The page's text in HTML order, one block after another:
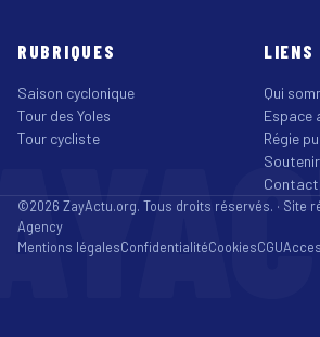
RUBRIQUES
Saison cyclonique
Tour des Yoles
Tour cycliste
LIENS
Qui
Espace
Régie
Contact
©2026 ZayActu.org. Tous droits réservés. · Site
Agency
Mentions légalesConfidentialitéCookiesCGU